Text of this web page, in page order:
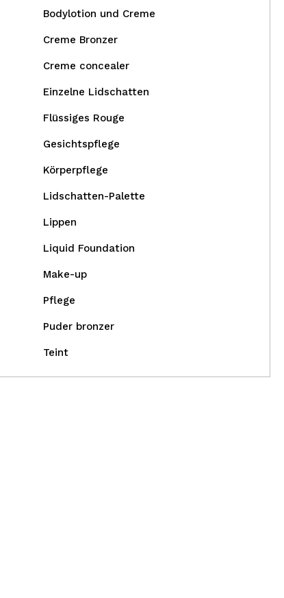
Bodylotion und Creme
Creme Bronzer
Creme concealer
Einzelne Lidschatten
Flüssiges Rouge
Gesichtspflege
Körperpflege
Lidschatten-Palette
Lippen
Liquid Foundation
Make-up
Pflege
Puder bronzer
Teint